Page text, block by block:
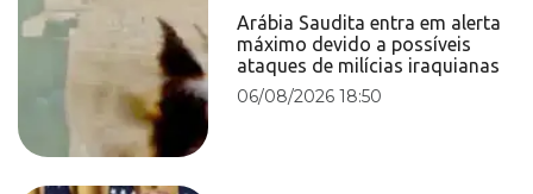
Arábia Saudita entra em alerta
máximo devido a possíveis
ataques de milícias iraquianas
06/08/2026 18:50